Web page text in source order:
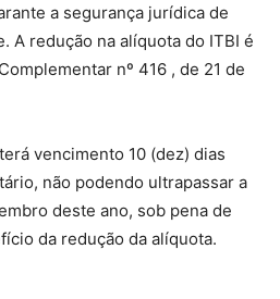
a segurança jurídica de
A redução na alíquota do ITBI é
nº 416 , de 21 de
vencimento 10 (dez) dias
não podendo ultrapassar a
deste ano, sob pena de
da redução da alíquota.